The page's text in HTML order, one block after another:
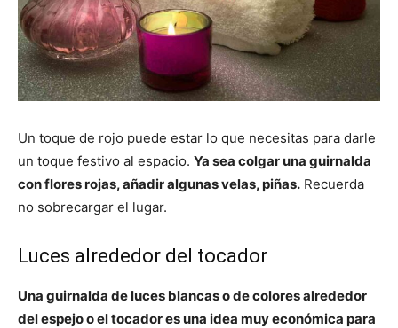
Un toque de rojo puede estar lo que necesitas para darle
un toque festivo al espacio. Ya sea colgar una guirnalda
con flores rojas, añadir algunas velas, piñas. Recuerda
no sobrecargar el lugar.
Luces alrededor del tocador
Una guirnalda de luces blancas o de colores alrededor
del espejo o el tocador es una idea muy económica para